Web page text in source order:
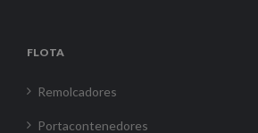
FLOTA
Remolcadores
Portacontenedores